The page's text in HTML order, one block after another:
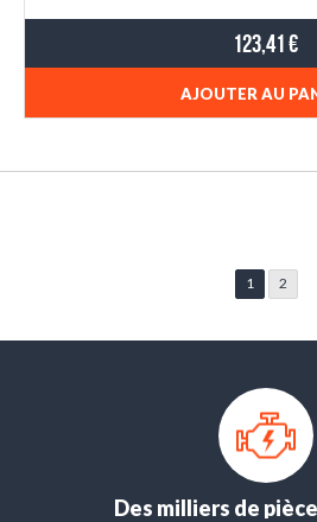
123,41 €
AJOUTER AU
1 2
Des milliers de